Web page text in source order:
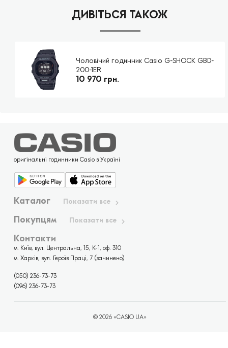
ДИВІТЬСЯ ТАКОЖ
Чоловічий годинник Casio G-SHOCK GBD-
200-1ER
10 970 грн.
оригінальні годинники Casio в Україні
Каталог Показати все
Покупцям Показати все
Контакти
м. Київ, вул. Центральна, 15, К-1, оф. 310
м. Харків, вул. Героїв Праці, 7 (зачинено)
(050) 236-73-73
(096) 236-73-73
© 2026 «CASIO UA»